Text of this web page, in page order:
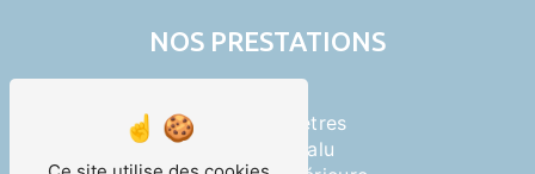
NOS PRESTATIONS
Pose de fenêtres
Menuiserie alu